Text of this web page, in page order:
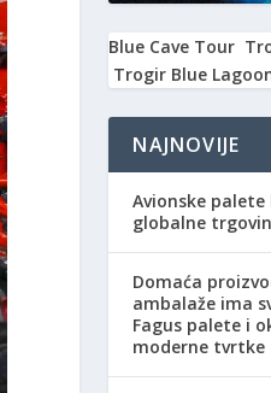
Blue Cave Tour
Trogir Blue
NAJNOVIJE
Avionske
globalne
Domaća
ambalaže ima
Fagus palete i
moderne tvrtke